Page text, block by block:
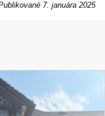
7. januára 2025